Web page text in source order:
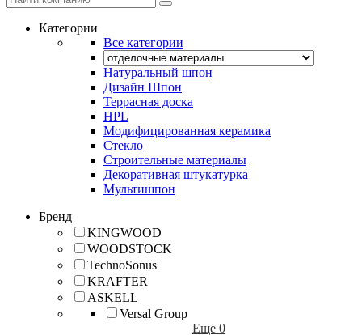
Категории
Все категории
Натуральный шпон
Дизайн Шпон
Террасная доска
HPL
Модифицированная керамика
Стекло
Строительные материалы
Декоративная штукатурка
Мультишпон
Бренд
KINGWOOD
WOODSTOCK
TechnoSonus
KRAFTER
ASKELL
Versal Group
Еще 0